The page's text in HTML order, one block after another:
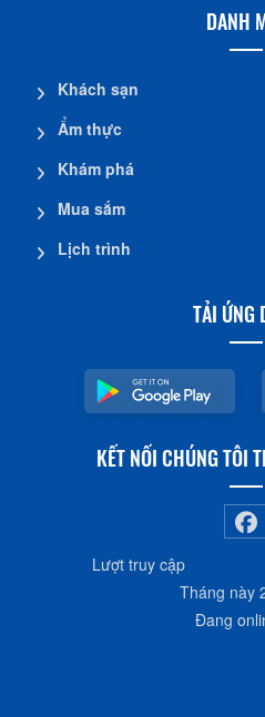
DANH
Khách sạn
Ẩm thực
Khám phá
Mua sắm
Lịch trình
TẢI ỨNG
KẾT NỐI CHÚNG TÔI
Lượt truy cập
Tháng này
Đang